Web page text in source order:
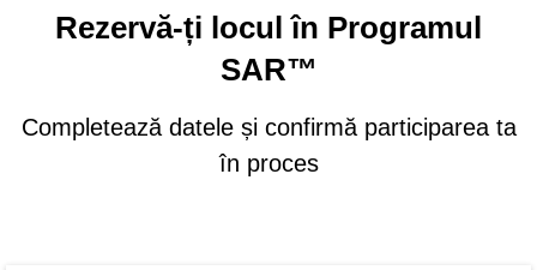
Rezervă-ți locul în Programul
SAR™
Completează datele și confirmă participarea ta
în proces